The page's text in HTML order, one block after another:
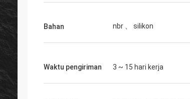
Terima kasih atas keramahtamahannya.
Bahan nbr 、 silikon
Waktu pengiriman 3 ~ 15 hari kerja